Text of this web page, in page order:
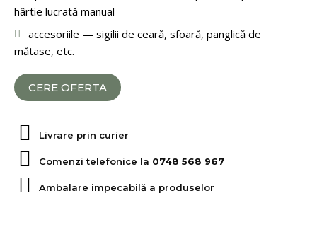
hârtie lucrată manual
accesoriile — sigilii de ceară, sfoară, panglică de
mătase, etc.
CERE OFERTA
Livrare prin curier
Comenzi telefonice la 0748 568 967
Ambalare impecabilă a produselor